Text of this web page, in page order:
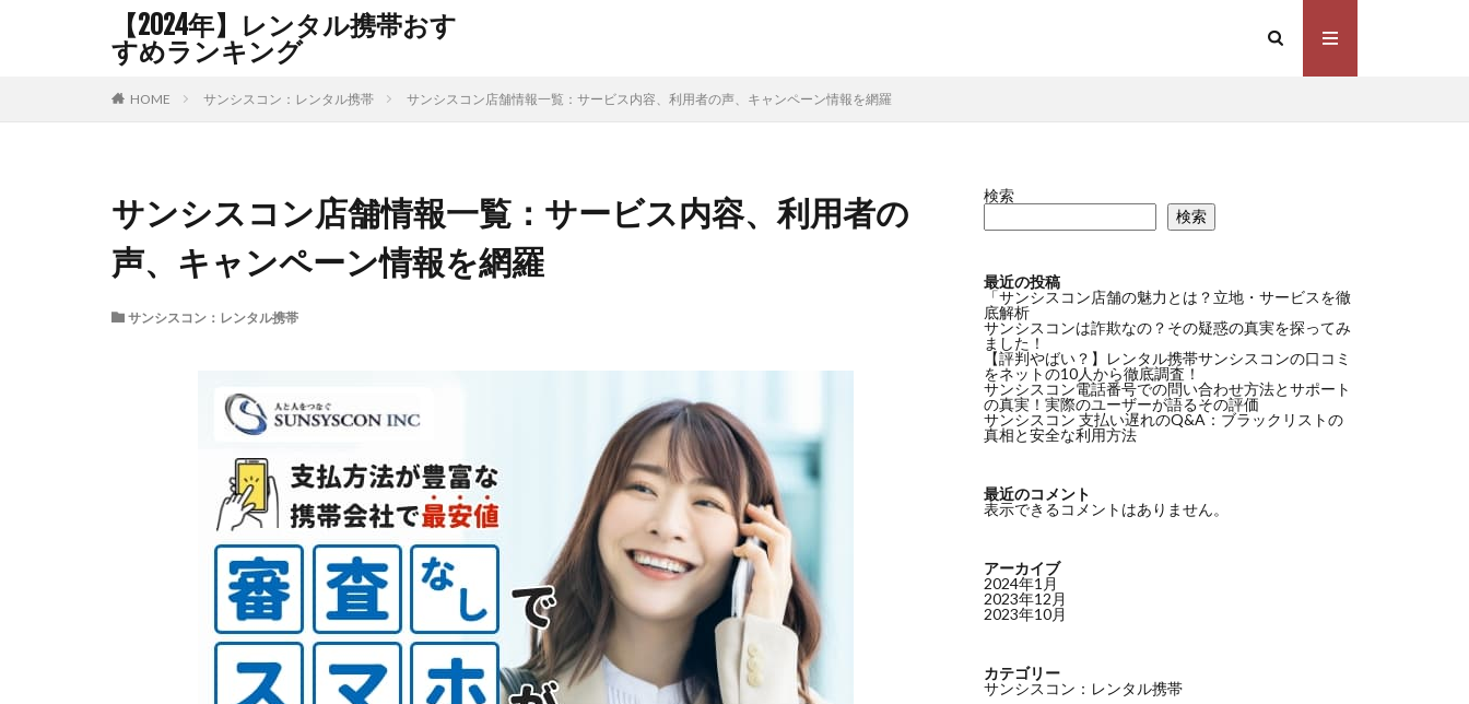
【2024年】レンタル携帯おす
すめランキング
HOME サンシスコン：レンタル携帯 サンシスコン店舗情報一覧：サービス内容、利用者の声、キャンペーン情報を網羅
サンシスコン店舗情報一覧：サービス内容、利用者の
声、キャンペーン情報を網羅
サンシスコン：レンタル携帯
検索
検索
最近の投稿
「サンシスコン店舗の魅力とは？立地・サービスを徹
底解析
サンシスコンは詐欺なの？その疑惑の真実を探ってみ
ました！
【評判やばい？】レンタル携帯サンシスコンの口コミ
をネットの10人から徹底調査！
サンシスコン電話番号での問い合わせ方法とサポート
の真実！実際のユーザーが語るその評価
サンシスコン 支払い遅れのQ&A：ブラックリストの
真相と安全な利用方法
最近のコメント
表示できるコメントはありません。
アーカイブ
2024年1月
2023年12月
2023年10月
カテゴリー
サンシスコン：レンタル携帯